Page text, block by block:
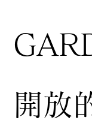
開放